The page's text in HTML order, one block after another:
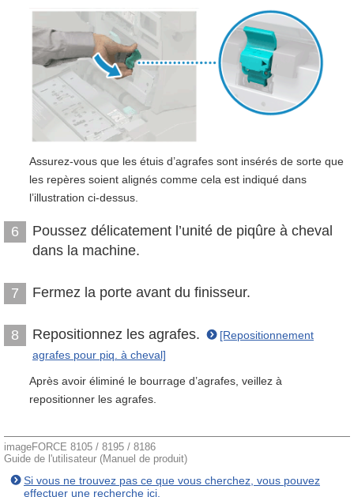
Assurez-vous que les étuis d’agrafes sont insérés de sorte que
les repères soient alignés comme cela est indiqué dans
l’illustration ci-dessus.
6
Poussez délicatement l’unité de piqûre à cheval
dans la machine.
7 Fermez la porte avant du finisseur.
8 Repositionnez les agrafes.
[Repositionnement
agrafes pour piq. à cheval]
Après avoir éliminé le bourrage d’agrafes, veillez à
repositionner les agrafes.
imageFORCE 8105 / 8195 / 8186
Guide de l'utilisateur (Manuel de produit)
Si vous ne trouvez pas ce que vous cherchez, vous pouvez
effectuer une recherche ici.